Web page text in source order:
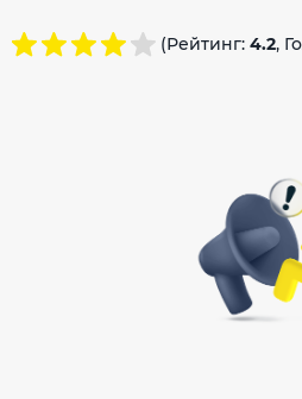
(Рейтинг: 4.2,